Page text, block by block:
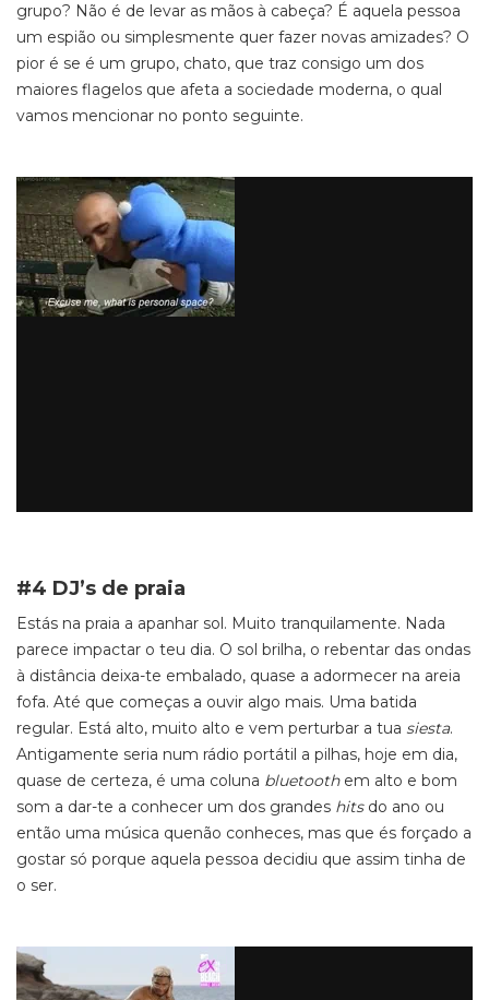
grupo? Não é de levar as mãos à cabeça? É aquela pessoa
um espião ou simplesmente quer fazer novas amizades? O
pior é se é um grupo, chato, que traz consigo um dos
maiores flagelos que afeta a sociedade moderna, o qual
vamos mencionar no ponto seguinte.
#4 DJ’s de praia
Estás na praia a apanhar sol. Muito tranquilamente. Nada
parece impactar o teu dia. O sol brilha, o rebentar das ondas
à distância deixa-te embalado, quase a adormecer na areia
fofa. Até que começas a ouvir algo mais. Uma batida
regular. Está alto, muito alto e vem perturbar a tua siesta.
Antigamente seria num rádio portátil a pilhas, hoje em dia,
quase de certeza, é uma coluna bluetoothem alto e bom
som a dar-te a conhecer um dos grandes hitsdo ano ou
então uma música quenão conheces, mas que és forçado a
gostar só porque aquela pessoa decidiu que assim tinha de
o ser.